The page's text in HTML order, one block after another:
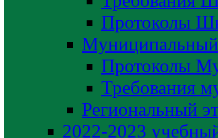
Протоколы
Муниципальный
Протоколы
Требования
Региональный
2022-2023